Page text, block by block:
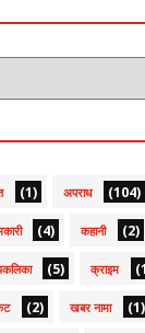
(1) अपराध (104)
(4) कहानी (2)
(5) क्राइम
(2) खबर नामा (1)